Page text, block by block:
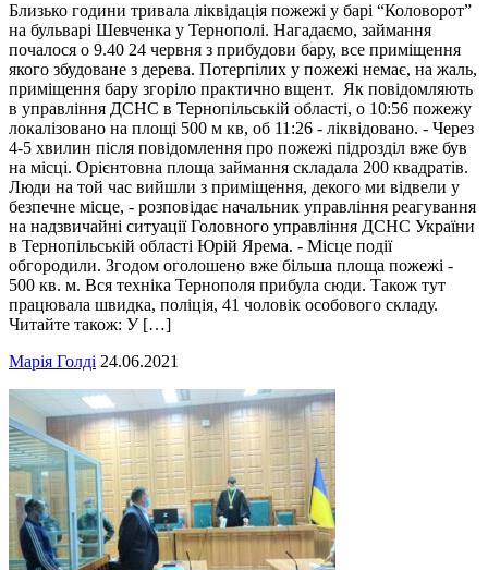
Близько години тривала ліквідація пожежі у барі “Коловорот”
на бульварі Шевченка у Тернополі. Нагадаємо, займання
почалося о 9.40 24 червня з прибудови бару, все приміщення
якого збудоване з дерева. Потерпілих у пожежі немає, на жаль,
приміщення бару згоріло практично вщент. Як повідомляють
в управління ДСНС в Тернопільській області, о 10:56 пожежу
локалізовано на площі 500 м кв, об 11:26 - ліквідовано. - Через
4-5 хвилин після повідомлення про пожежі підрозділ вже був
на місці. Орієнтовна площа займання складала 200 квадратів.
Люди на той час вийшли з приміщення, декого ми відвели у
безпечне місце, - розповідає начальник управління реагування
на надзвичайні ситуації Головного управління ДСНС України
в Тернопільській області Юрій Ярема. - Місце події
обгородили. Згодом оголошено вже більша площа пожежі -
500 кв. м. Вся техніка Тернополя прибула сюди. Також тут
працювала швидка, поліція, 41 чоловік особового складу.
Читайте також: У […]
Марія Голді 24.06.2021